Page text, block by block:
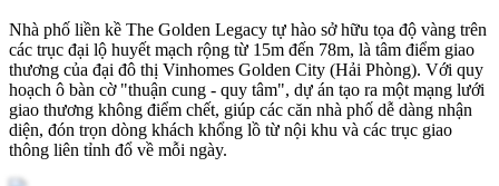
Nhà phố liền kề The Golden Legacy tự hào sở hữu tọa độ vàng trên
các trục đại lộ huyết mạch rộng từ 15m đến 78m, là tâm điểm giao
thương của đại đô thị Vinhomes Golden City (Hải Phòng). Với quy
hoạch ô bàn cờ "thuận cung - quy tâm", dự án tạo ra một mạng lưới
giao thương không điểm chết, giúp các căn nhà phố dễ dàng nhận
diện, đón trọn dòng khách khổng lồ từ nội khu và các trục giao
thông liên tỉnh đổ về mỗi ngày.